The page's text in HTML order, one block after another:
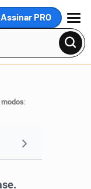
Assinar PRO
MENU
modos: